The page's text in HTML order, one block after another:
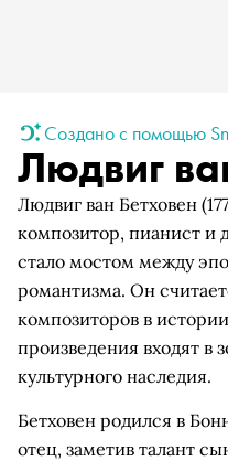
Создано с помощью
Людвиг
Людвиг ван Бетховен
композитор, пианист и
стало мостом между
романтизма. Он
композиторов в
произведения входят в
культурного наследия.
Бетховен родился в
отец, заметив талант